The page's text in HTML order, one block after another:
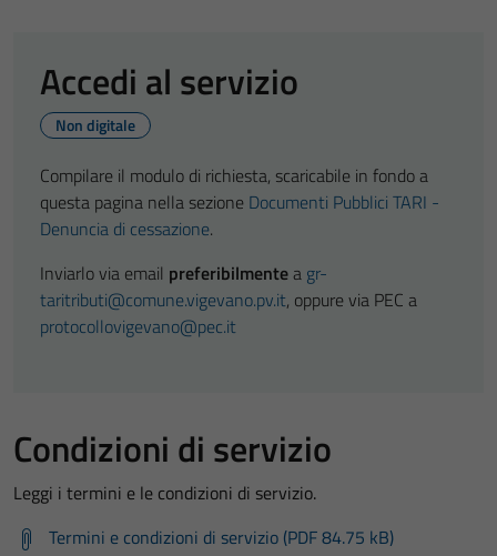
Accedi al servizio
Non digitale
Compilare il modulo di richiesta, scaricabile in fondo a
questa pagina nella sezione Documenti Pubblici TARI -
Denuncia di cessazione.
Inviarlo via email preferibilmentea gr-
taritributi@comune.vigevano.pv.it, oppure via PEC a
protocollovigevano@pec.it
Condizioni di servizio
Leggi i termini e le condizioni di servizio.
Termini e condizioni di servizio (PDF 84.75 kB)